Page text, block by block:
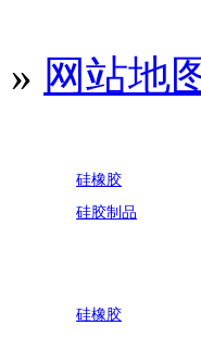
» 网站地
硅橡胶
硅胶制品
硅橡胶